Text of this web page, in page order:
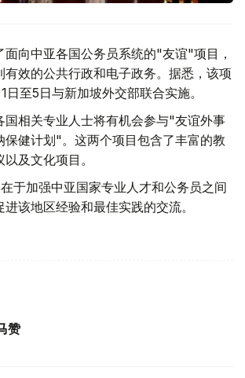
面向中亚各国公务员系统的"友谊"项目，
有效的公共行政和电子政务。据悉，该项
日至5日与新加坡外交部联合实施。
国相关专业人士将有机会参与"友谊外事
健计划"。这两个项目包含了丰富的教
及文化项目。
于加强中亚国家专业人才和公务员之间
该地区经验和最佳实践的交流。
赞